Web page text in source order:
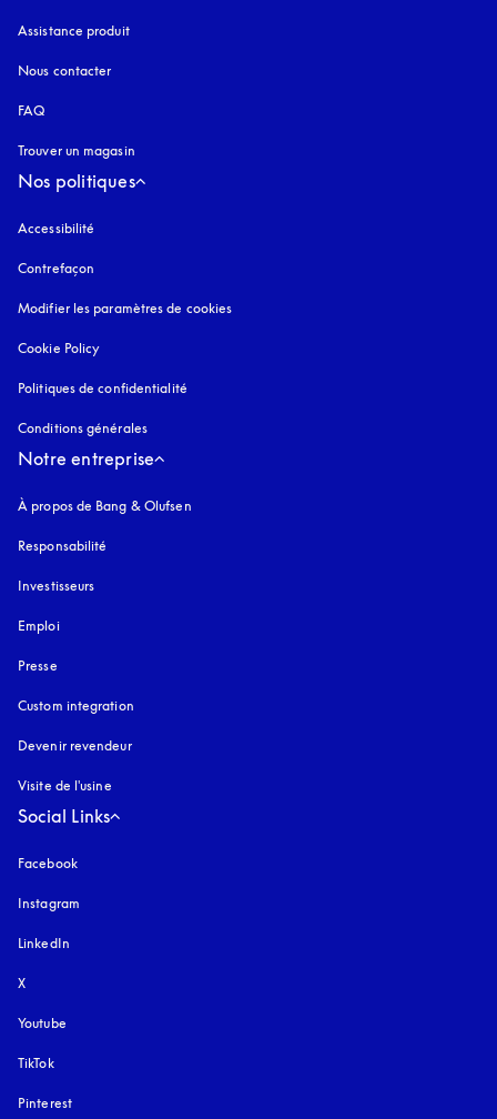
Assistance produit
Nous contacter
FAQ
Trouver un magasin
Nos politiques
Accessibilité
Contrefaçon
Modifier les paramètres de cookies
Cookie Policy
Politiques de confidentialité
Conditions générales
Notre entreprise
À propos de Bang & Olufsen
Responsabilité
Investisseurs
Emploi
Presse
Custom integration
Devenir revendeur
Visite de l'usine
Social Links
Facebook
Instagram
LinkedIn
X
Youtube
TikTok
Pinterest